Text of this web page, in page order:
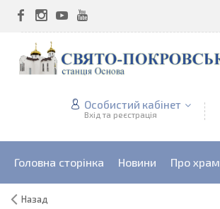
Особистий кабінет
Вхід та реєстрація
Головна сторінка Новини Про храм
Назад